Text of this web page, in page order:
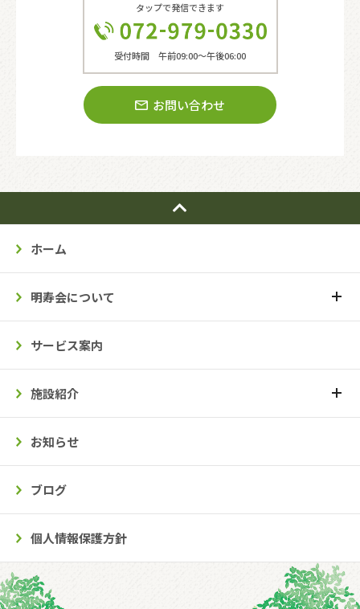
タップで発信できます
受付時間 午前09:00〜午後06:00
お問い合わせ
ホーム
明寿会について
サービス案内
施設紹介
お知らせ
ブログ
個人情報保護方針